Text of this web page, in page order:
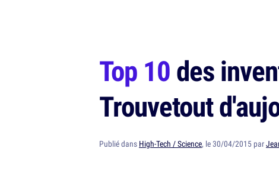
Top 10des
Trouvetout
Publié dans High-Tech / Science, le 30/04/2015 par